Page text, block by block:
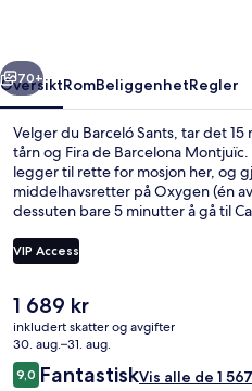
Neste
70+
OversiktRomBeliggenhetRegler
Velger du Barceló Sants, tar det
tårn og Fira de Barcelona
legger til rette for mosjon her, og
middelhavsretter på Oxygen (én
dessuten bare 5 minutter å gå til
minutter å gå til Sants stasjon og 7
stasjon.
VIP Access
Den
nåværende
prisen
er
1 689 kr
1 689 kr
inkludert skatter og avgifter
30. aug.–31. aug.
Anmeldelser
9,09,0 av 10 –
FantastiskVis alle de 1